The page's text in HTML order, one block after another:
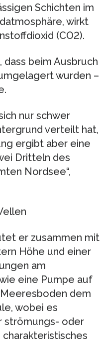
Schichten im
wirkt
(CO2).
beim Ausbruch
wurden –
nur schwer
verteilt hat,
ergibt aber eine
Dritteln des
Nordsee“,
er zusammen mit
Höhe und einer
am
eine Pumpe auf
dem
wobei es
strömungs- oder